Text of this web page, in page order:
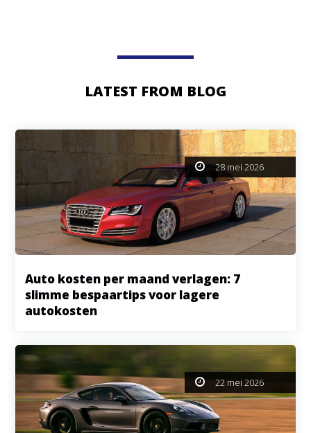
LATEST FROM BLOG
28 mei 2026
Auto kosten per maand verlagen: 7
slimme bespaartips voor lagere
autokosten
22 mei 2026